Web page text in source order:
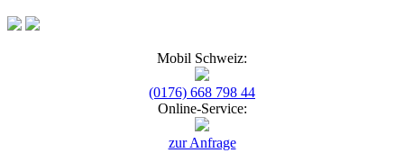
Mobil Schweiz:
(0176) 668 798 44
Online-Service:
zur Anfrage